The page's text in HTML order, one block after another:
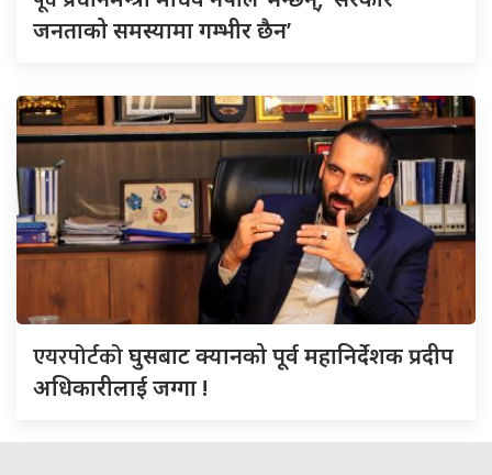
जनताको समस्यामा गम्भीर छैन’
एयरपोर्टकोघुसबाट क्यानको पूर्व महानिर्देशक प्रदीप
अधिकारीलाई जग्गा !